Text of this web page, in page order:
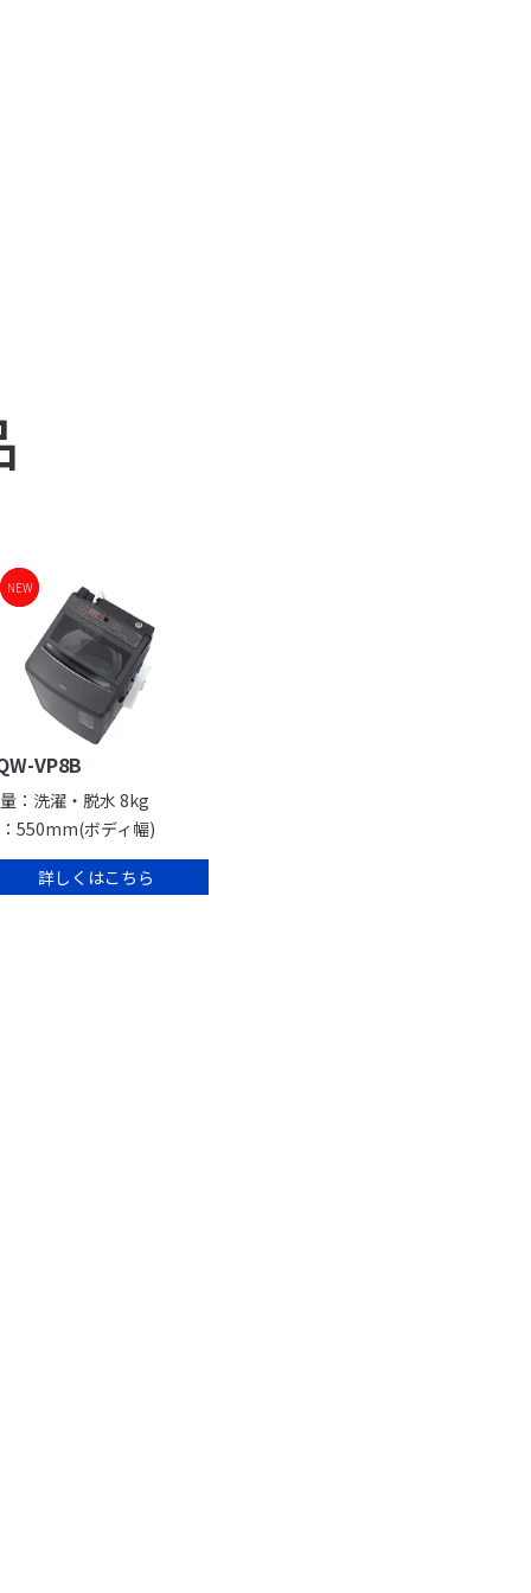
NEW
NEW
VP8B
：洗濯・脱水 8kg
550mm(ボディ幅)
詳しくはこちら